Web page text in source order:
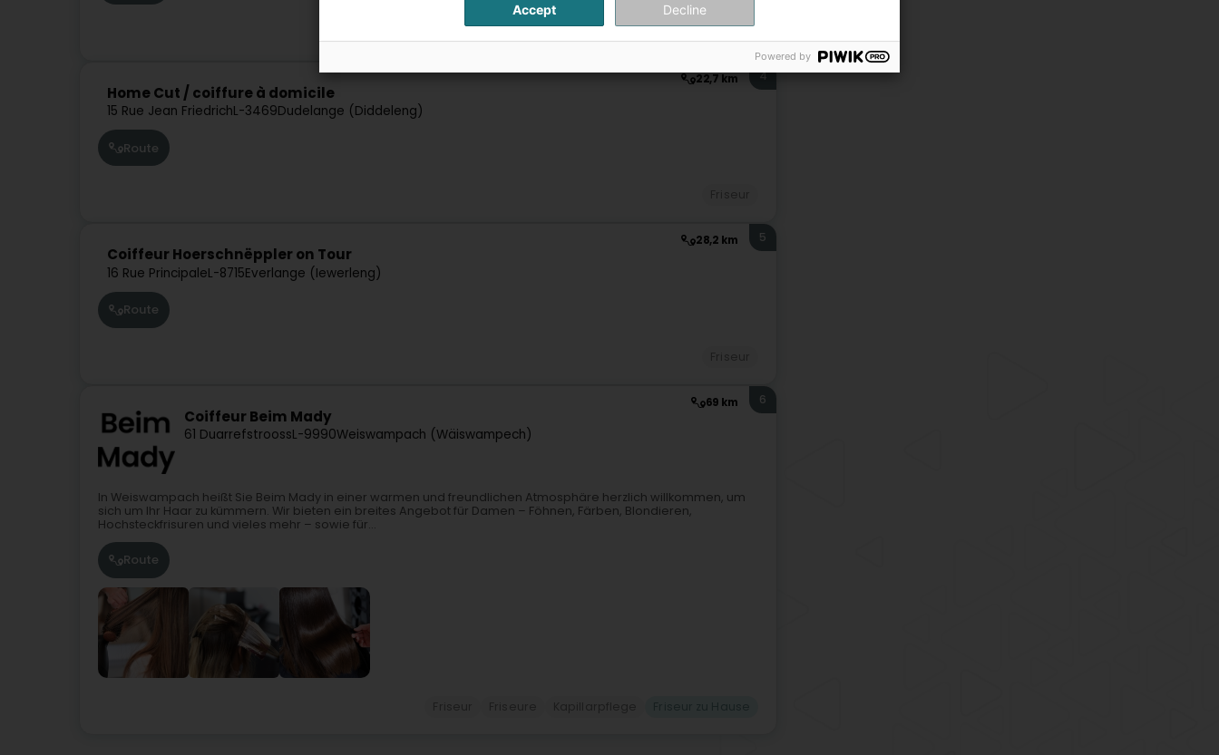
22,7 km
Home Cut / coiffure à domicile
15 Rue Jean FriedrichL-3469Dudelange (Diddeleng)
4
Route
28,2 km
Coiffeur Hoerschnëppler on Tour
16 Rue PrincipaleL-8715Everlange (Iewerleng)
5
Route
69 km
Coiffeur Beim Mady
61 DuarrefstroossL-9990Weiswampach (Wäiswampech)
6
In Weiswampach heißt Sie Beim Mady in einer warmen und freundlichen Atmosphäre herzlich willkommen, um
sich um Ihr Haar zu kümmern. Wir bieten ein breites Angebot für Damen – Föhnen, Färben, Blondieren,
Hochsteckfrisuren und vieles mehr – sowie für...
Route
Accept Decline
Powered by